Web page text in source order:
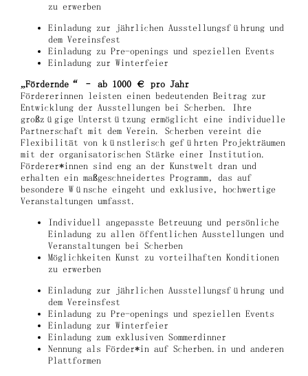
zu erwerben
Einladung zur jährlichen Ausstellungsführung und
dem Vereinsfest
Einladung zu Pre-openings und speziellen Events
Einladung zur Winterfeier
„Fördernde“ – ab 1000 € pro Jahr
Fördererinnen leisten einen bedeutenden Beitrag zur
Entwicklung der Ausstellungen bei Scherben. Ihre
großzügige Unterstützung ermöglicht eine individuelle
Partnerschaft mit dem Verein. Scherben vereint die
Flexibilität von künstlerisch geführten Projekträumen
mit der organisatorischen Stärke einer Institution.
Förderer*innen sind eng an der Kunstwelt dran und
erhalten ein maßgeschneidertes Programm, das auf
besondere Wünsche eingeht und exklusive, hochwertige
Veranstaltungen umfasst.
Individuell angepasste Betreuung und persönliche
Einladung zu allen öffentlichen Ausstellungen und
Veranstaltungen bei Scherben
Möglichkeiten Kunst zu vorteilhaften Konditionen
zu erwerben
Einladung zur jährlichen Ausstellungsführung und
dem Vereinsfest
Einladung zu Pre-openings und speziellen Events
Einladung zur Winterfeier
Einladung zum exklusiven Sommerdinner
Nennung als Förder*in auf Scherben.in und anderen
Plattformen